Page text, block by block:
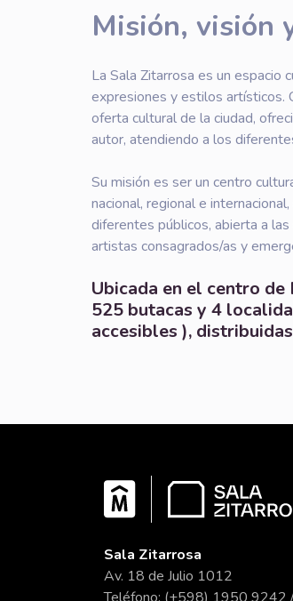
Misión, visión
La Sala Zitarrosa es un espacio
expresiones y estilos artísticos.
oferta cultural de la ciudad,
autor, atendiendo a los
Su misión es ser un centro
nacional, regional e
diferentes públicos, abierta a
artistas consagrados/as y
Ubicada en el centro
525 butacas y 4
accesibles ),
Sala Zitarrosa
Av. 18 de Julio 1012